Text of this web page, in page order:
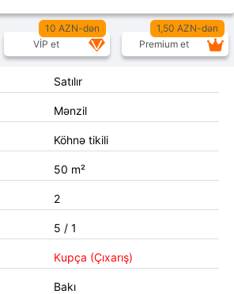
10 AZN-dən
VİP et
1,50 AZN-dən
Premium et
Satılır
Mənzil
Köhnə tikili
50 m²
2
5 / 1
Kupça (Çıxarış)
Bakı